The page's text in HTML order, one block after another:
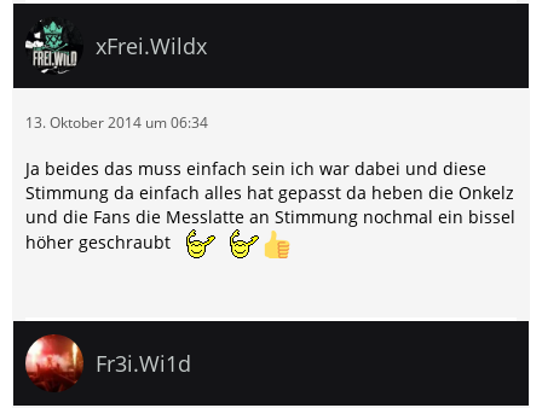
xFrei.Wildx
13. Oktober 2014 um 06:34
Ja beides das muss einfach sein ich war dabei und diese
Stimmung da einfach alles hat gepasst da heben die Onkelz
und die Fans die Messlatte an Stimmung nochmal ein bissel
höher geschraubt
Fr3i.Wi1d